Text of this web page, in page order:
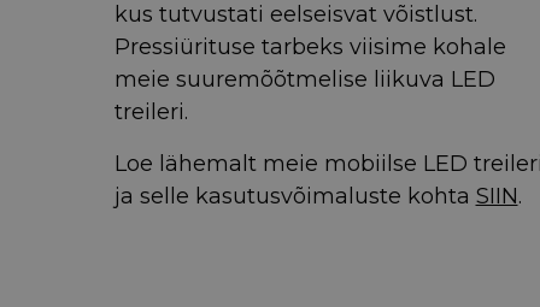
kus tutvustati eelseisvat võistlust.
Pressiürituse tarbeks viisime kohale
meie suuremõõtmelise liikuva LED
treileri.
Loe lähemalt meie mobiilse LED
ja selle kasutusvõimaluste kohta SIIN.